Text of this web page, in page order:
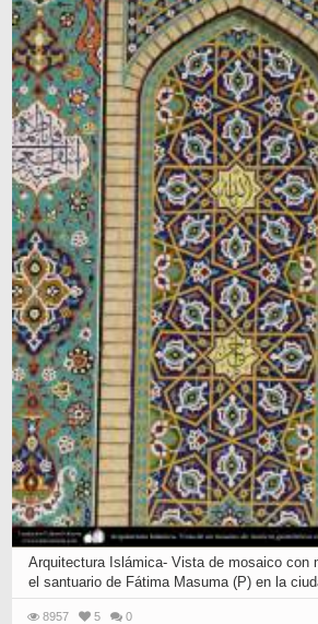
Arquitectura Islámica- Vista de mosaico con
el santuario de Fátima Masuma (P) en la
8957 5 0